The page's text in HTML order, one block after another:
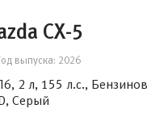
CX-5
выпуска: 2026
2 л, 155 л.с.,
Серый